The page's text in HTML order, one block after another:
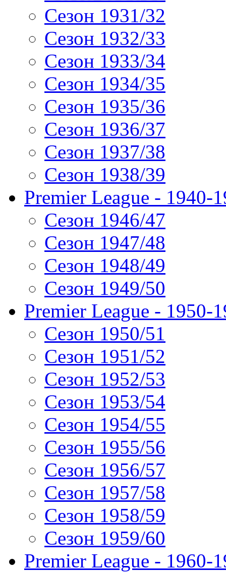
Сезон 1931/32
Сезон 1932/33
Сезон 1933/34
Сезон 1934/35
Сезон 1935/36
Сезон 1936/37
Сезон 1937/38
Сезон 1938/39
Premier League - 1940-
Сезон 1946/47
Сезон 1947/48
Сезон 1948/49
Сезон 1949/50
Premier League - 1950-
Сезон 1950/51
Сезон 1951/52
Сезон 1952/53
Сезон 1953/54
Сезон 1954/55
Сезон 1955/56
Сезон 1956/57
Сезон 1957/58
Сезон 1958/59
Сезон 1959/60
Premier League - 1960-